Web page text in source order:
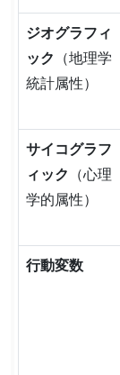
ジオグラフィ
ック
（地理学
統計属性）
サイコグラフ
ィック
（心理
学的属性）
行動変数